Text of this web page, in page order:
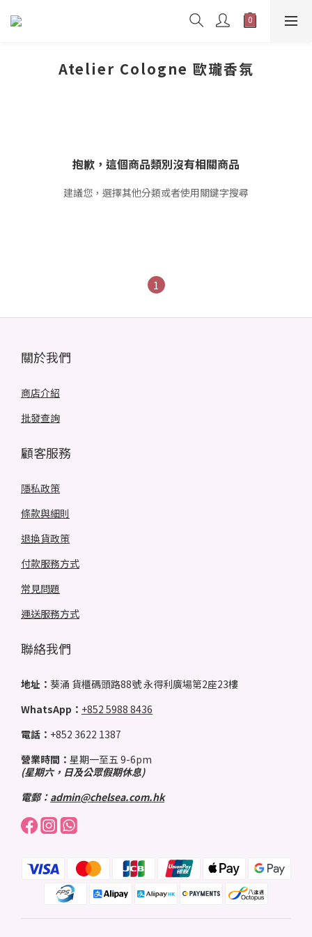
Atelier Cologne 歐瓏香氛
抱歉，這個商品類別沒有相關商品
建議您，選擇其他分類或者使用關鍵字搜尋
1
關於我們
商店介紹
批發查詢
顧客服務
隱私政策
條款與細則
退換貨政策
付款服務方式
常見問題
運送服務方式
聯絡我們
地址： 葵涌 貨櫃碼頭路88號 永得利廣場第2座23樓
WhatsApp： +852 5988 8436
電話： +852 3622 1387
營業時間： 星期一至五 9-6pm
(星期六，日及公眾假期休息)
電郵： admin@chelsea.com.hk